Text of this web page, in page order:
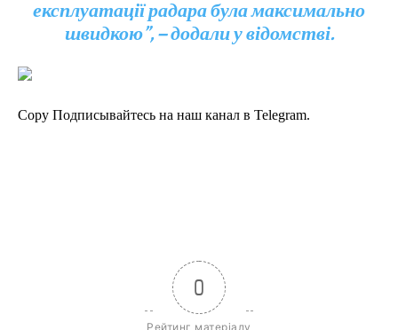
експлуатації радара була максимально
швидкою”, – додали у відомстві.
Copy Подписывайтесь на наш канал в Telegram.
0
Рейтинг матеріалу